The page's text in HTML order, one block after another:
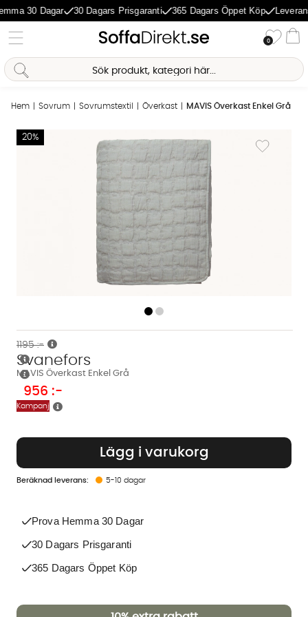
30 Dagar 30 Dagars Prisgaranti 365 Dagars Öppet Köp
0
Hem Sovrum Sovrumstextil Överkast MAVIS Överkast Enkel Grå
MAVIS Överkast Enkel Grå
Svanefors
Lägg till i
20%
Produktbilder MAVIS Överkast Enkel Grå
956 :-
1195 :-
Kampanj
Lägg i varukorg
5-10 dagar
Prova Hemma 30 Dagar
30 Dagars Prisgaranti
365 Dagars Öppet Köp
Sofia Direkt